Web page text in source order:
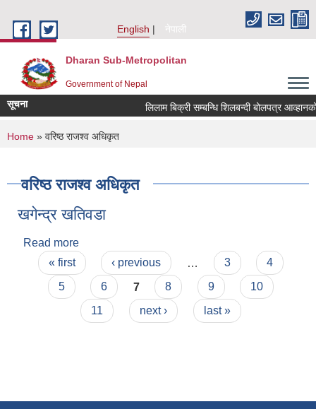
English
नेपाली
Dharan Sub-Metropolitan
Government of Nepal
सूचना लिलाम बिक्री सम्बन्धि
You are here
Home » वरिष्ठ राजश्व अधिकृत
वरिष्ठ राजश्व अधिकृत
खगेन्द्र खतिवडा
Read more
Pages
« first ‹ previous 3
4
5
6 7 8 9
10
11
next › last »